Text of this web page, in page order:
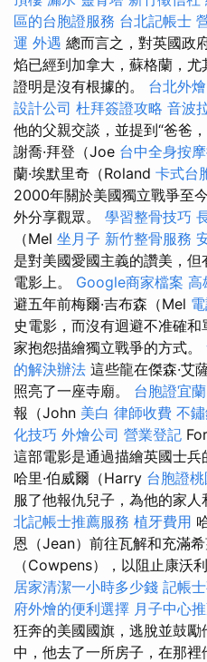
區的台胞證服務 台北記帳士
運 外遇 總而言之，對英國政
焰已經到加拿大，蘇格蘭，
證明是沒有根據的。 台北外燴
設計公司 杜拜簽證攻略 音波
他的父親交談，並提到“爸爸
謝喬·拜登（Joe 台中全身按
蘭·埃默里奇（Roland 卡式台
2000年關於美國獨立戰爭至
外分享觀眾。 學習整骨技巧
（Mel 坐月子 新竹整骨服務
是對美國愛國主義的讚美，
電影上。 Google商家檔案 高
避五年前梅爾·吉布森（Mel
史電影，而沒有迴避不准確
家抱怨描繪獨立戰爭的方式。
的解決辦法 這些龍在傑森·艾
照亮了一座寺廟。 台胞證宜蘭
報（John 美白 律師收費 不
化技巧 外燴公司 營業登記
這部電影是通過描繪英國士兵
哈里·伯威爾（Harry 台胞證桃
服了他報仇兒子，為他的家人
北記帳士推薦服務 植牙費用
恩（Jean）前往瓦解和充滿
（Cowpens），以阻止康沃
居家清潔一小時多少錢 記帳
府外燴的便利選擇 月子中心
狂奔的美國國旗，逃脫並鼓勵
中，他去了一所房子，在那